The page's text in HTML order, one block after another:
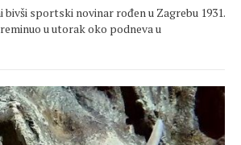
bivši sportski novinar rođen u Zagrebu 1931.
u utorak oko podneva u